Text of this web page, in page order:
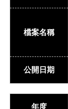
檔案名稱
公開日期
年度